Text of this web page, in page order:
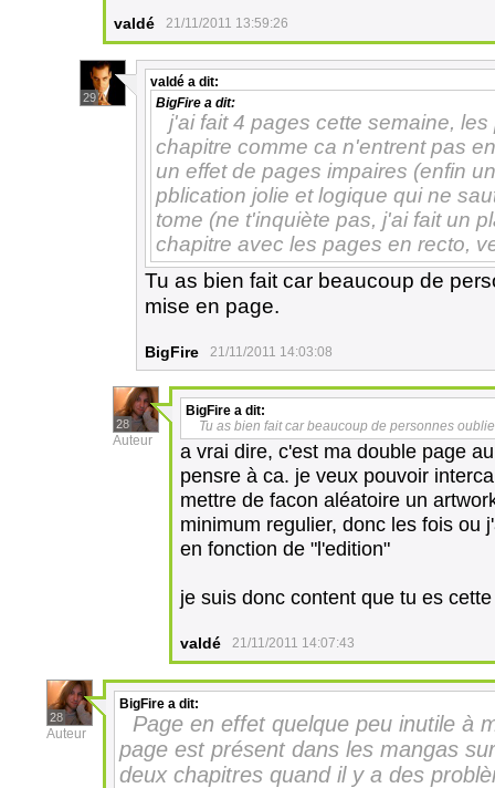
valdé 21/11/2011 13:59:26
29
valdé a dit:
BigFire a dit:
j'ai fait 4 pages cette semaine,
chapitre comme ca n'entrent pas
un effet de pages impaires (enfin
pblication jolie et logique qui ne
tome (ne t'inquiète pas, j'ai fait un
chapitre avec les pages en recto,
Tu as bien fait car beaucoup de
mise en page.
BigFire 21/11/2011 14:03:08
28
Auteur
BigFire a dit:
Tu as bien fait car beaucoup de personnes
a vrai dire, c'est ma double page
pensre à ca. je veux pouvoir
mettre de facon aléatoire un
minimum regulier, donc les fois ou
en fonction de "l'edition"
je suis donc content que tu es
valdé 21/11/2011 14:07:43
28
Auteur
BigFire a dit:
Page en effet quelque peu inutile à
page est présent dans les mangas
deux chapitres quand il y a des